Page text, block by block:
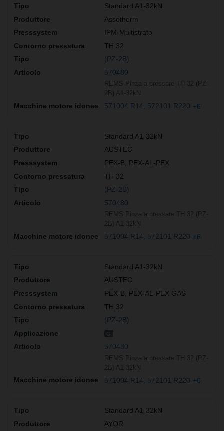
Standard A1-32kN
Assotherm
IPM-Multistrato
TH 32
(PZ-2B)
570480
571004 R14 572101 R220 +6
Standard A1-32kN
AUSTEC
PEX-B, PEX-AL-PEX
TH 32
(PZ-2B)
570480
571004 R14 572101 R220 +6
Standard A1-32kN
AUSTEC
PEX-B, PEX-AL-PEX GAS
TH 32
(PZ-2B)
570480
571004 R14 572101 R220 +6
Standard A1-32kN
AYOR